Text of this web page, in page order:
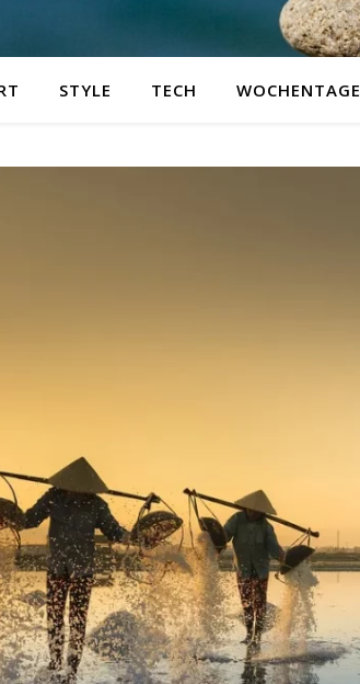
STYLE TECH WOCHENTAGE